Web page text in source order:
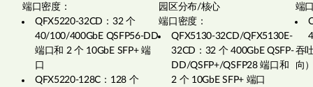
端口密度：
QFX5220-32CD：32 个
40/100/400GbE QSFP56-DD
端口和 2 个 10GbE SFP+ 端
口
QFX5220-128C：128 个
园区分布/核心
端口密度：
QFX5130-32CD/QFX5130E-
32CD：32 个 400GbE QSFP-
DD/QSFP+/QSFP28 端口和
2 个 10GbE SFP+ 端口
端
吞
向